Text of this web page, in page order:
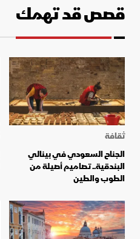
قصص قد تهمك
ثقافة
الجناح السعودي في بينالي
البندقية.. تصاميم أصيلة من
الطوب والطين